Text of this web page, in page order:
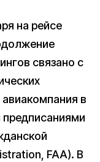
на рейсе
связано с
в
предписаниями
FAA). В